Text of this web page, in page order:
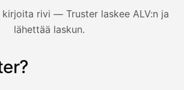
kirjoita rivi — Truster laskee ALV:n ja
lähettää laskun.
laskun Truster-sovelluksessa —
€
25,5
471,75